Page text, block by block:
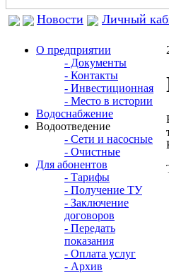
Новости Личный
О предприятии
- Документы
- Контакты
- Инвестиционная
- Место в истории
Водоснабжение
Водоотведение
- Сети и насосные
- Очистные
Для абонентов
- Тарифы
- Получение ТУ
- Заключение
договоров
- Передать
показания
- Оплата услуг
- Архив